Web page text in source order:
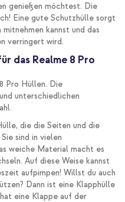
genießen möchtest. Die
Eine gute Schutzhülle sorgt
kannst und das
verringert wird.
das Realme 8 Pro
Pro Hüllen. Die
unterschiedlichen
die die Seiten und die
sind in vielen
weiche Material macht es
Auf diese Weise kannst
aufpimpen! Willst du auch
Dann ist eine Klapphülle
eine Klappe auf der